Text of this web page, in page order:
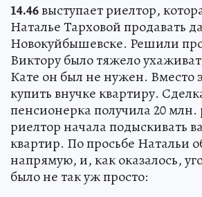
14.46выступает риелтор,
Наталье Тарховой продавать
Новокуйбышевске. Решили
Виктору было тяжело
Кате он был не нужен. Вместо
купить внучке квартиру.
пенсионерка получила 20 млн.
риелтор начала подыскивать
квартир. По просьбе Натальи
напрямую, и, как оказалось,
было не так уж просто: